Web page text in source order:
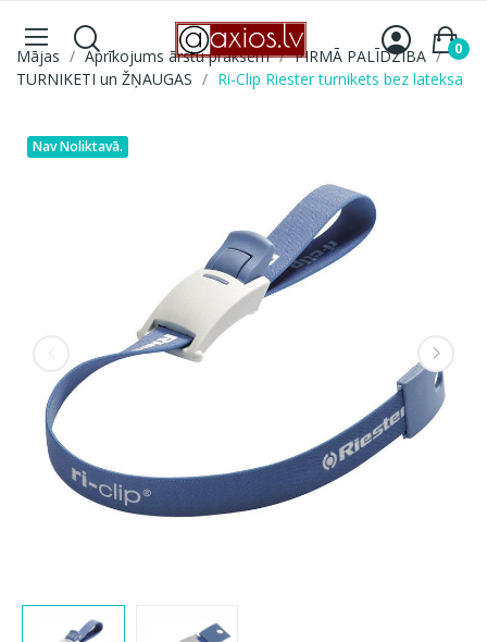
0
Mājas Aprīkojums ārstu praksēm
PIRMĀ PALĪDZĪBA
TURNIKETI un ŽŅAUGAS
Ri-Clip Riester turnikets bez lateksa
Nav Noliktavā.